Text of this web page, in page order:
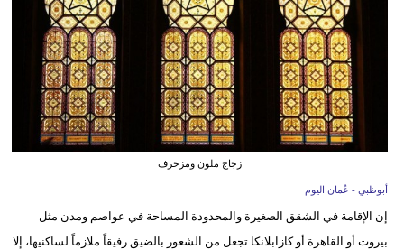
ديكور
أخبار
إعلام
تعليم
علوم
وتكنولوجيا
زجاج ملون ومزخرف
أبوظبي - عُمان اليوم
إن الإقامة في الشقق الصغيرة والمحدودة المساحة في عواصم ومدن مثل
بيروت أو القاهرة أو كازابلانكا تجعل من الشعور بالضيق رفيقاً ملازماً لساكنيها، إلا